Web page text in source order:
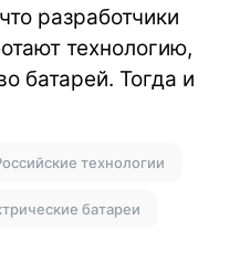
разработчики
технологию,
батарей. Тогда и
технологии
батареи